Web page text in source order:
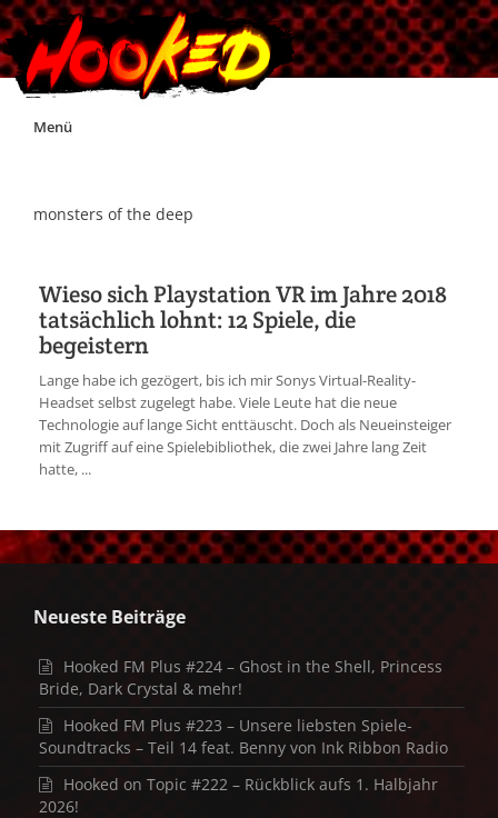
Skip
Menü
Impressum
Jobs
Discord
monsters of the deep
Wieso sich Playstation VR im Jahre 2018
tatsächlich lohnt: 12 Spiele, die
begeistern
Lange habe ich gezögert, bis ich mir Sonys Virtual-Reality-
Headset selbst zugelegt habe. Viele Leute hat die neue
Technologie auf lange Sicht enttäuscht. Doch als Neueinsteiger
mit Zugriff auf eine Spielebibliothek, die zwei Jahre lang Zeit
hatte, ...
Neueste Beiträge
Hooked FM Plus #224 – Ghost in the Shell, Princess
Bride, Dark Crystal & mehr!
Hooked FM Plus #223 – Unsere liebsten Spiele-
Soundtracks – Teil 14 feat. Benny von Ink Ribbon Radio
Hooked on Topic #222 – Rückblick aufs 1. Halbjahr
2026!